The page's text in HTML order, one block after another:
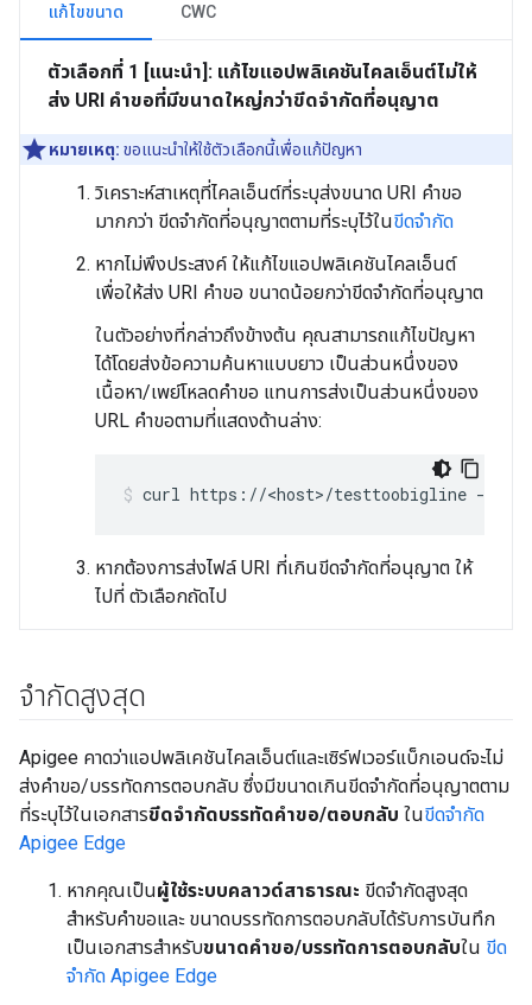
แก้ไขขนาด CWC
ตัวเลือกที่ 1 [แนะนำ]: แก้ไขแอปพลิเคชันไคลเอ็นต์ไม่ให้
ส่ง URI คำขอที่มีขนาดใหญ่กว่าขีดจำกัดที่อนุญาต
หมายเหตุ: ขอแนะนำให้ใช้ตัวเลือกนี้เพื่อแก้ปัญหา
วิเคราะห์สาเหตุที่ไคลเอ็นต์ที่ระบุส่งขนาด URI คำขอ
มากกว่า ขีดจำกัดที่อนุญาตตามที่ระบุไว้ในขีดจำกัด
หากไม่พึงประสงค์ ให้แก้ไขแอปพลิเคชันไคลเอ็นต์
เพื่อให้ส่ง URI คำขอ ขนาดน้อยกว่าขีดจำกัดที่อนุญาต
ในตัวอย่างที่กล่าวถึงข้างต้น คุณสามารถแก้ไขปัญหา
ได้โดยส่งข้อความค้นหาแบบยาว เป็นส่วนหนึ่งของ
เนื้อหา/เพย์โหลดคำขอ แทนการส่งเป็นส่วนหนึ่งของ
URL คำขอตามที่แสดงด้านล่าง:
หากต้องการส่งไฟล์ URI ที่เกินขีดจำกัดที่อนุญาต ให้
ไปที่ ตัวเลือกถัดไป
จำกัดสูงสุด
Apigee คาดว่าแอปพลิเคชันไคลเอ็นต์และเซิร์ฟเวอร์แบ็กเอนด์จะไม่
ส่งคำขอ/บรรทัดการตอบกลับ ซึ่งมีขนาดเกินขีดจำกัดที่อนุญาตตาม
ที่ระบุไว้ในเอกสารขีดจำกัดบรรทัดคำขอ/ตอบกลับ ในขีดจำกัด
Apigee Edge
หากคุณเป็นผู้ใช้ระบบคลาวด์สาธารณะ ขีดจำกัดสูงสุด
สำหรับคำขอและ ขนาดบรรทัดการตอบกลับได้รับการบันทึก
เป็นเอกสารสำหรับขนาดคําขอ/บรรทัดการตอบกลับใน ขีด
จำกัด Apigee Edge